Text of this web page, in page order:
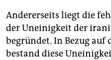
Andererseits liegt die
der Uneinigkeit der
begründet. In Bezug auf
bestand diese